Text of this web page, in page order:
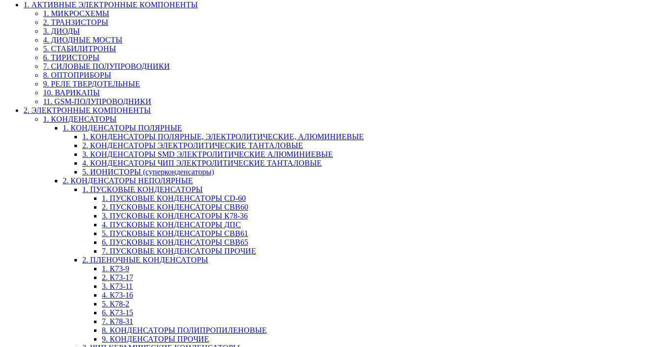
1. АКТИВНЫЕ ЭЛЕКТРОННЫЕ КОМПОНЕНТЫ
1. МИКРОСХЕМЫ
2. ТРАНЗИСТОРЫ
3. ДИОДЫ
4. ДИОДНЫЕ МОСТЫ
5. СТАБИЛИТРОНЫ
6. ТИРИСТОРЫ
7. СИЛОВЫЕ ПОЛУПРОВОДНИКИ
8. ОПТОПРИБОРЫ
9. РЕЛЕ ТВЕРДОТЕЛЬНЫЕ
10. ВАРИКАПЫ
11. GSM-ПОЛУПРОВОДНИКИ
2. ЭЛЕКТРОННЫЕ КОМПОНЕНТЫ
1. КОНДЕНСАТОРЫ
1. КОНДЕНСАТОРЫ ПОЛЯРНЫЕ
1. КОНДЕНСАТОРЫ ПОЛЯРНЫЕ, ЭЛЕКТРОЛИТИЧЕСКИЕ, АЛЮМИНИЕВЫЕ
2. КОНДЕНСАТОРЫ ЭЛЕКТРОЛИТИЧЕСКИЕ ТАНТАЛОВЫЕ
3. КОНДЕНСАТОРЫ SMD ЭЛЕКТРОЛИТИЧЕСКИЕ АЛЮМИНИЕВЫЕ
4. КОНДЕНСАТОРЫ ЧИП ЭЛЕКТРОЛИТИЧЕСКИЕ ТАНТАЛОВЫЕ
5. ИОНИСТОРЫ (суперконденсаторы)
2. КОНДЕНСАТОРЫ НЕПОЛЯРНЫЕ
1. ПУСКОВЫЕ КОНДЕНСАТОРЫ
1. ПУСКОВЫЕ КОНДЕНСАТОРЫ CD-60
2. ПУСКОВЫЕ КОНДЕНСАТОРЫ CBB60
3. ПУСКОВЫЕ КОНДЕНСАТОРЫ К78-36
4. ПУСКОВЫЕ КОНДЕНСАТОРЫ ДПС
5. ПУСКОВЫЕ КОНДЕНСАТОРЫ CBB61
6. ПУСКОВЫЕ КОНДЕНСАТОРЫ CBB65
7. ПУСКОВЫЕ КОНДЕНСАТОРЫ ПРОЧИЕ
2. ПЛЕНОЧНЫЕ КОНДЕНСАТОРЫ
1. К73-9
2. К73-17
3. К73-11
4. К73-16
5. К78-2
6. К73-15
7. К78-31
8. КОНДЕНСАТОРЫ ПОЛИПРОПИЛЕНОВЫЕ
9. КОНДЕНСАТОРЫ ПРОЧИЕ